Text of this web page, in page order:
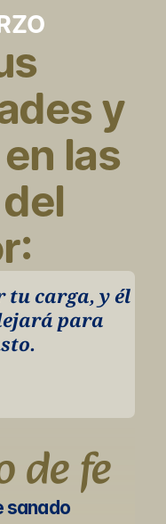
y
las
tu carga, y él
para
de fe
sanado